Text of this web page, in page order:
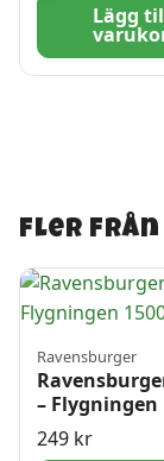
Lägg
Fler från
Ravensburger
– Flygningen
bitar
249 kr